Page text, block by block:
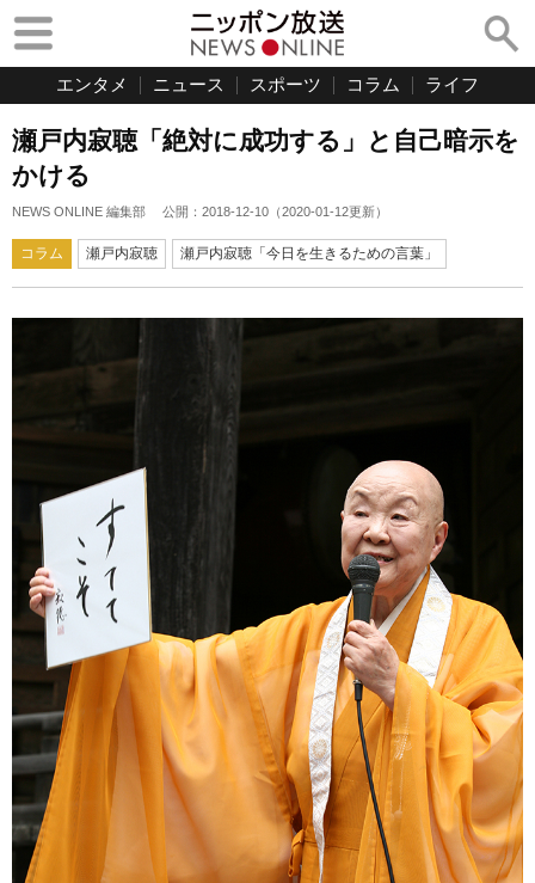
エンタメ ニュース スポーツ コラム ライフ
瀬戸内寂聴「絶対に成功する」と自己暗示を
かける
NEWS ONLINE 編集部 公開： 2018-12-10 （2020-01-12更新）
コラム 瀬戸内寂聴 瀬戸内寂聴「今日を生きるための言葉」